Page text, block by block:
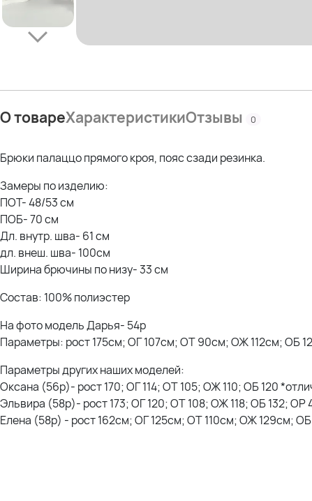
О товареХарактеристикиОтзывы 0
Брюки палаццо прямого кроя, пояс сзади резинка.
Замеры по изделию:
ПОТ- 48/53 см
ПОБ- 70 см
Дл. внутр. шва- 61 см
дл. внеш. шва- 100см
Ширина брючины по низу- 33 см
Состав: 100% полиэстер
На фото модель Дарья- 54р
Параметры: рост 175см; ОГ 107см; ОТ 90см; ОЖ 112см; ОБ
Параметры других наших моделей:
Оксана (56р)- рост 170; ОГ 114; ОТ 105; ОЖ 110; ОБ 120
Эльвира (58р)- рост 173; ОГ 120; ОТ 108; ОЖ 118; ОБ 132; ОР
Елена (58р) - рост 162см; ОГ 125см; ОТ 110см; ОЖ 129см;